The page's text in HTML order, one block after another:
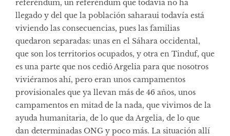
referéndum, un referéndum que todavía no ha
llegado y del que la población saharaui todavía está
viviendo las consecuencias, pues las familias
quedaron separadas: unas en el Sáhara occidental,
que son los territorios ocupados, y otra en Tinduf, que
es una parte que nos cedió Argelia para que nosotros
viviéramos ahí, pero eran unos campamentos
provisionales que ya llevan más de 46 años, unos
campamentos en mitad de la nada, que vivimos de la
ayuda humanitaria, de lo que da Argelia, de lo que
dan determinadas ONG y poco más. La situación allí